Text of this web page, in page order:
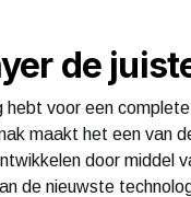
de
hebt voor een
maakt het een van
door middel
de nieuwste